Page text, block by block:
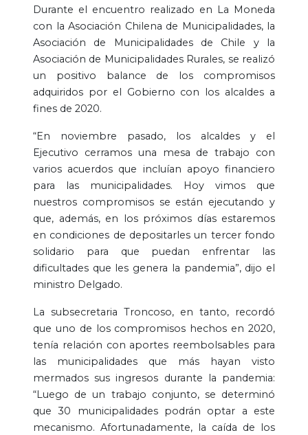
Durante el encuentro realizado en La Moneda
con la Asociación Chilena de Municipalidades, la
Asociación de Municipalidades de Chile y la
Asociación de Municipalidades Rurales, se realizó
un positivo balance de los compromisos
adquiridos por el Gobierno con los alcaldes a
fines de 2020.
“En noviembre pasado, los alcaldes y el
Ejecutivo cerramos una mesa de trabajo con
varios acuerdos que incluían apoyo financiero
para las municipalidades. Hoy vimos que
nuestros compromisos se están ejecutando y
que, además, en los próximos días estaremos
en condiciones de depositarles un tercer fondo
solidario para que puedan enfrentar las
dificultades que les genera la pandemia”, dijo el
ministro Delgado.
La subsecretaria Troncoso, en tanto, recordó
que uno de los compromisos hechos en 2020,
tenía relación con aportes reembolsables para
las municipalidades que más hayan visto
mermados sus ingresos durante la pandemia:
“Luego de un trabajo conjunto, se determinó
que 30 municipalidades podrán optar a este
mecanismo. Afortunadamente, la caída de los